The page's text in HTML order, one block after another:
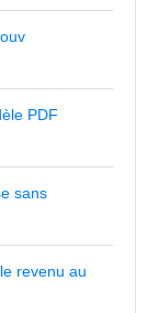
PDF
sans
revenu au